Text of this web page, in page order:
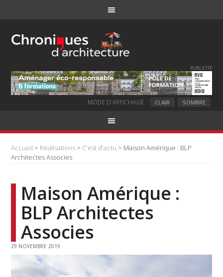
PUBLICITE
MODE D'AFFICHAGE : CLAIR SOMBRE
Accueil > Réalisations > C'est d'actu > Maison Amérique : BLP
Architectes Associes
Maison Amérique :
BLP Architectes
Associes
29 NOVEMBRE 2019